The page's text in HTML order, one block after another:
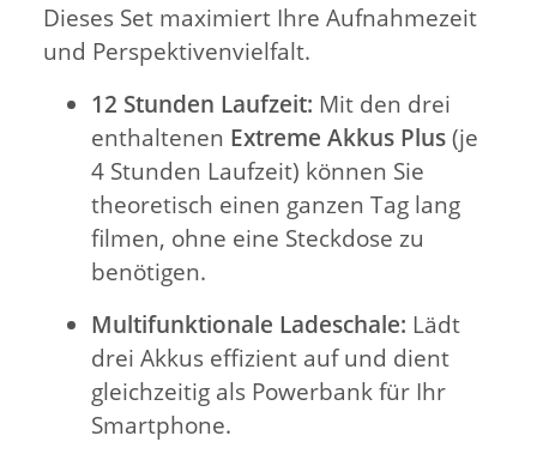
Dieses Set maximiert Ihre Aufnahmezeit
und Perspektivenvielfalt.
12 Stunden Laufzeit: Mit den drei
enthaltenen Extreme Akkus Plus(je
4 Stunden Laufzeit) können Sie
theoretisch einen ganzen Tag lang
filmen, ohne eine Steckdose zu
benötigen.
Multifunktionale Ladeschale: Lädt
drei Akkus effizient auf und dient
gleichzeitig als Powerbank für Ihr
Smartphone.